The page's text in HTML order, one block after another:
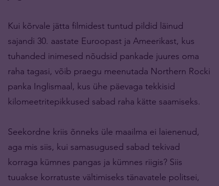
Kui kõrvale jätta filmidest tuntud pildid läinud
sajandi 30. aastate Euroopast ja Ameerikast, kus
tuhanded inimesed nõudsid pankade juures oma
raha tagasi, võib praegu meenutada Northern Rocki
panka Inglismaal, kus ühe päevaga tekkisid
kilomeetritepikkused sabad raha kätte saamiseks.
Seekordne kriis õnneks üle maailma ei laienenud,
aga mis siis, kui samasugused sabad tekivad
korraga kümnes pangas ja kümnes riigis? Siis
tuuakse korratuste vältimiseks tänavatele politsei,